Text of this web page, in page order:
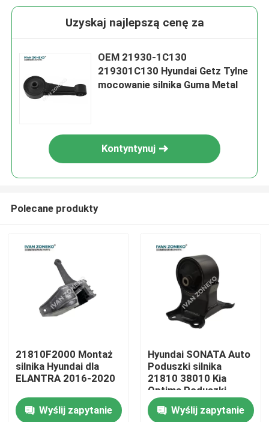
Dom
Produkty
Uzyskaj najlepszą cenę za
OEM 21930-1C130
219301C130 Hyundai Getz Tylne
mocowanie silnika Guma Metal
Kontyntynuj
Polecane produkty
21810F2000 Montaż
silnika Hyundai dla
ELANTRA 2016-2020
Wyślij zapytanie
Hyundai SONATA Auto
Poduszki silnika
21810 38010 Kia
Optima Poduszki
silnika
Wyślij zapytanie